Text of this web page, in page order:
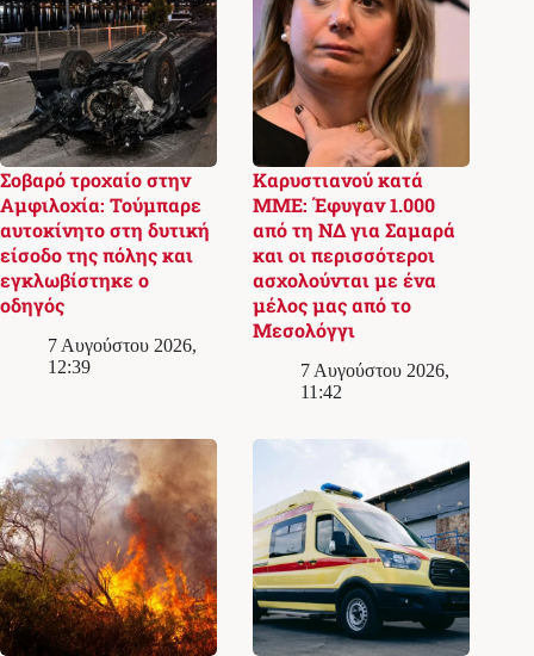
Σοβαρό τροχαίο στην
Αμφιλοχία: Τούμπαρε
αυτοκίνητο στη δυτική
είσοδο της πόλης και
εγκλωβίστηκε ο
οδηγός
7 Αυγούστου 2026,
12:39
Καρυστιανού κατά
ΜΜΕ: Έφυγαν 1.000
από τη ΝΔ για Σαμαρά
και οι περισσότεροι
ασχολούνται με ένα
μέλος μας από το
Μεσολόγγι
7 Αυγούστου 2026,
11:42